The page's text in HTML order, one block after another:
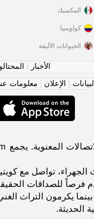
المكسيك
كولومبيا
الحيوانات الأليفة
الأخبار
الإعلان معلومات
تواصل مع
فرصاً للصداقات
يكرمون التراث
الحديثة.